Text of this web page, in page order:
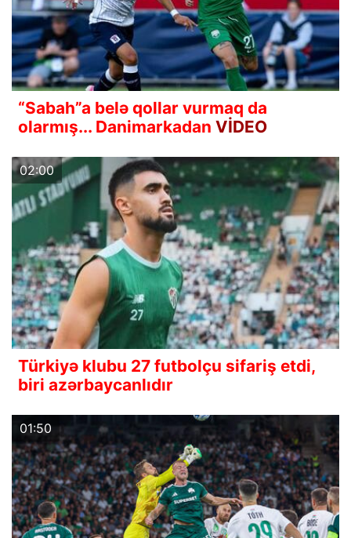
“Sabah”a belə qollar vurmaq da
olarmış... Danimarkadan VİDEO
02:00
Türkiyə klubu 27 futbolçu sifariş etdi,
biri azərbaycanlıdır
01:50